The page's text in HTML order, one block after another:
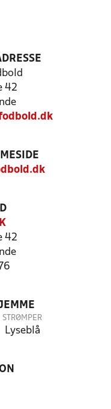
42
42
STRØMPER
Lyseblå